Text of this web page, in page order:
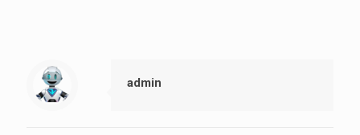
admin